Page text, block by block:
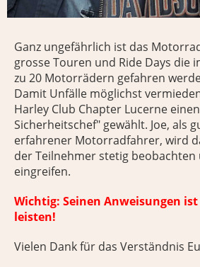
Ganz ungefährlich ist das
grosse Touren und Ride Days die
zu 20 Motorrädern gefahren
Damit Unfälle möglichst
Harley Club Chapter Lucerne
Sicherheitschef" gewählt. Joe, als
erfahrener Motorradfahrer, wird
der Teilnehmer stetig beobachten
eingreifen.
Wichtig: Seinen Anweisungen ist
leisten!
Vielen Dank für das Verständnis